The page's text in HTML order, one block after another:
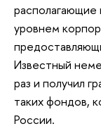
уровнем
Известный
раз и получил
таких фондов,
России.